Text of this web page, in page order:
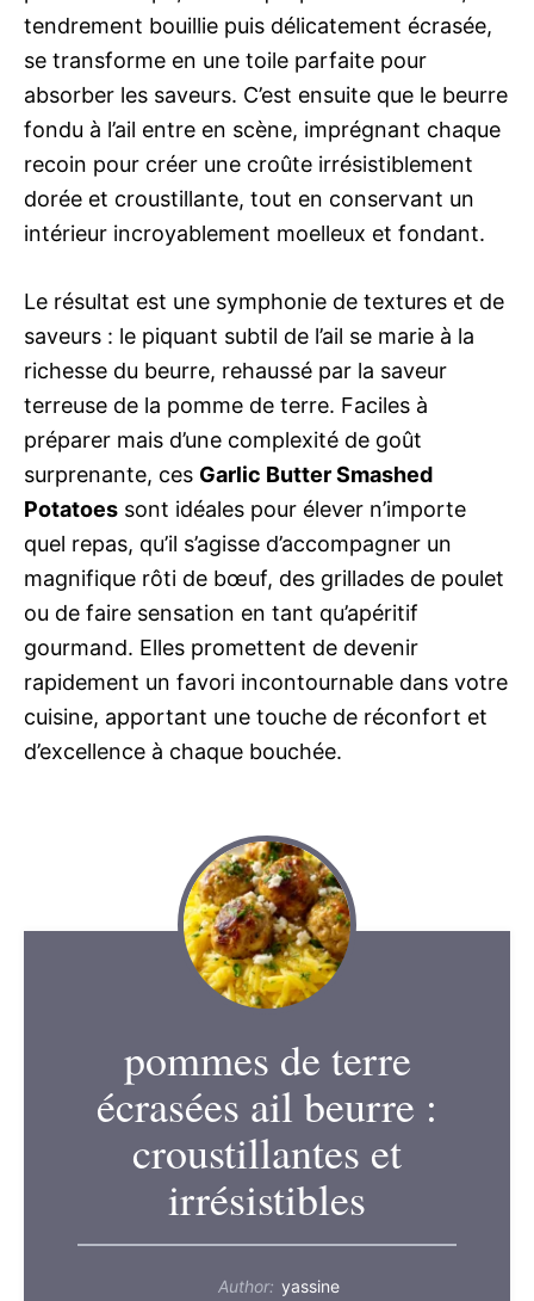
tendrement bouillie puis délicatement écrasée,
se transforme en une toile parfaite pour
absorber les saveurs. C’est ensuite que le beurre
fondu à l’ail entre en scène, imprégnant chaque
recoin pour créer une croûte irrésistiblement
dorée et croustillante, tout en conservant un
intérieur incroyablement moelleux et fondant.
Le résultat est une symphonie de textures et de
saveurs : le piquant subtil de l’ail se marie à la
richesse du beurre, rehaussé par la saveur
terreuse de la pomme de terre. Faciles à
préparer mais d’une complexité de goût
surprenante, ces Garlic Butter Smashed
Potatoes sont idéales pour élever n’importe
quel repas, qu’il s’agisse d’accompagner un
magnifique rôti de bœuf, des grillades de poulet
ou de faire sensation en tant qu’apéritif
gourmand. Elles promettent de devenir
rapidement un favori incontournable dans votre
cuisine, apportant une touche de réconfort et
d’excellence à chaque bouchée.
pommes de terre
écrasées ail beurre :
croustillantes et
irrésistibles
Author: yassine